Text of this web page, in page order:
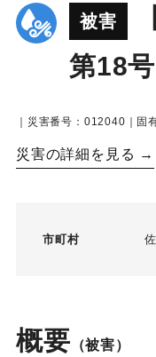
被害
第18
｜災害番号：012040｜固
災害の詳細を見る →
市町村
概要 （被害）